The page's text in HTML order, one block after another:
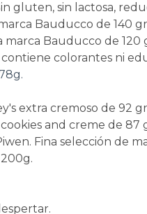
gluten, sin lactosa,
Bauducco de 140
marca Bauducco de 120
colorantes ni
extra cremoso de 92
and creme de 87
Fina selección de